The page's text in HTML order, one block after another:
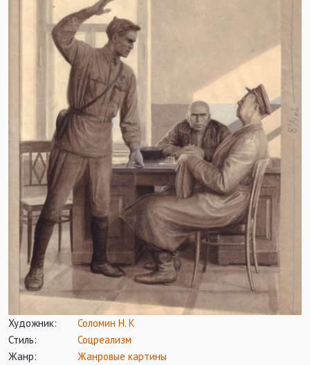
Художник:
Соломин Н. К
Стиль:
Соцреализм
Жанр:
Жанровые картины